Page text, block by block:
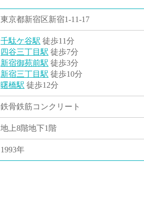
東京都新宿区新宿1-11-17
千駄ケ谷駅 徒歩11分
四谷三丁目駅 徒歩7分
新宿御苑前駅 徒歩3分
新宿三丁目駅 徒歩10分
曙橋駅 徒歩12分
鉄骨鉄筋コンクリート
地上8階地下1階
1993年